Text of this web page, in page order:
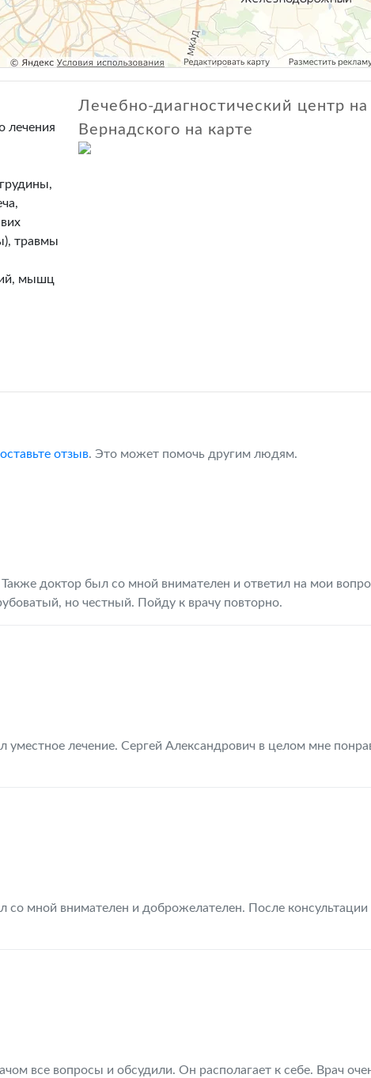
лечения
травмы
мышц
Лечебно-диагностический центр на
Вернадского на карте
оставьте отзыв. Это может помочь другим людям.
доктор был со мной внимателен и ответил на мои
но честный. Пойду к врачу повторно.
уместное лечение. Сергей Александрович в целом мне
мной внимателен и доброжелателен. После консультации
все вопросы и обсудили. Он располагает к себе. Врач